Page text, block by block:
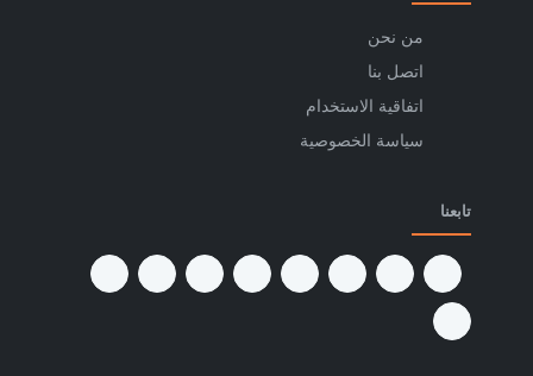
من نحن
اتصل بنا
اتفاقية الاستخدام
سياسة الخصوصية
تابعنا